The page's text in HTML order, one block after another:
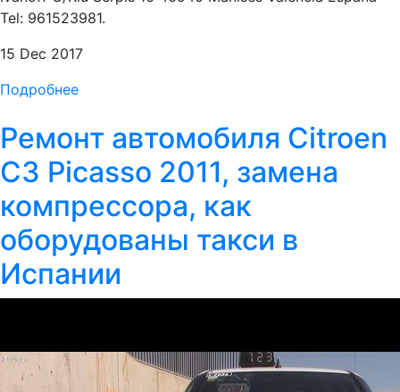
Tel: 961523981.
15 Dec 2017
Подробнее
Ремонт автомобиля Citroen
C3 Picasso 2011, замена
компрессора, как
оборудованы такси в
Испании